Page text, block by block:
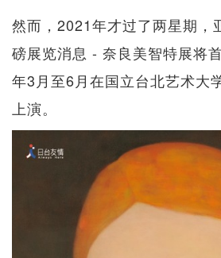
然而，2021年才过了两星期，
磅展览消息 - 奈良美智特展将
年3月至6月在国立台北艺术大
上演。